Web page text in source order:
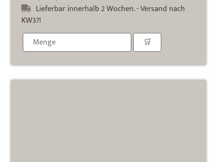
Lieferbar innerhalb 2 Wochen. - Versand nach
KW37!